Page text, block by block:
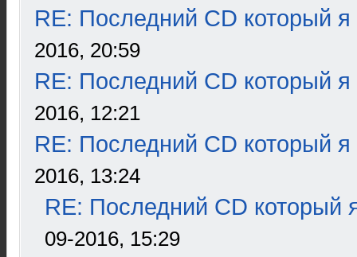
RE: Последний CD который я
2016, 20:59
RE: Последний CD который я
2016, 12:21
RE: Последний CD который я
2016, 13:24
RE: Последний CD который
09-2016, 15:29